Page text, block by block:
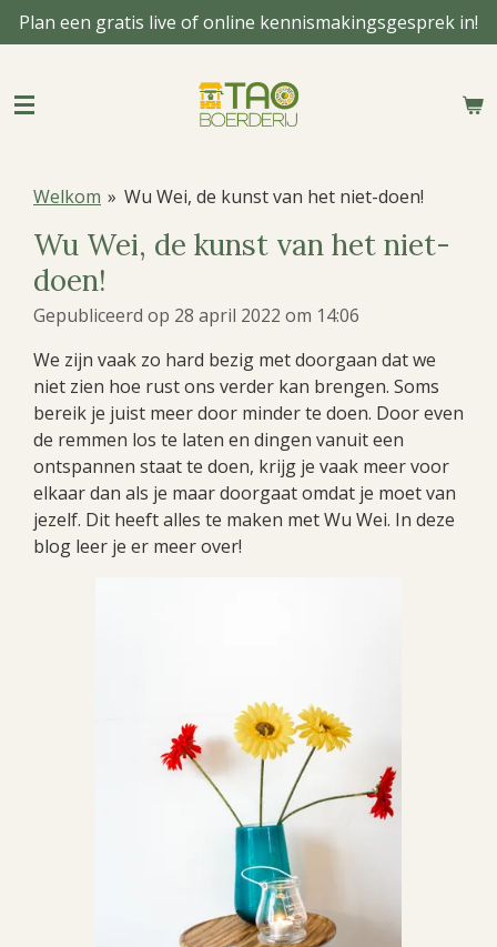
Ga
direct
de
Plan een gratis live of online kennismakingsgesprek in!
Welkom » Wu Wei, de kunst van het niet-doen!
Wu Wei, de kunst van het niet-
doen!
Gepubliceerd op 28 april 2022 om 14:06
We zijn vaak zo hard bezig met doorgaan dat we
niet zien hoe rust ons verder kan brengen. Soms
bereik je juist meer door minder te doen. Door even
de remmen los te laten en dingen vanuit een
ontspannen staat te doen, krijg je vaak meer voor
elkaar dan als je maar doorgaat omdat je moet van
jezelf. Dit heeft alles te maken met Wu Wei. In deze
blog leer je er meer over!